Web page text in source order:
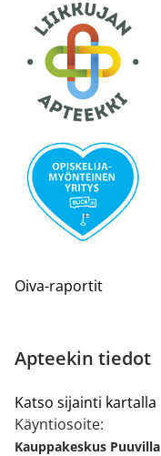
Oiva-raportit
Apteekin tiedot
Katso sijainti kartalla
Käyntiosoite:
Kauppakeskus Puuvilla